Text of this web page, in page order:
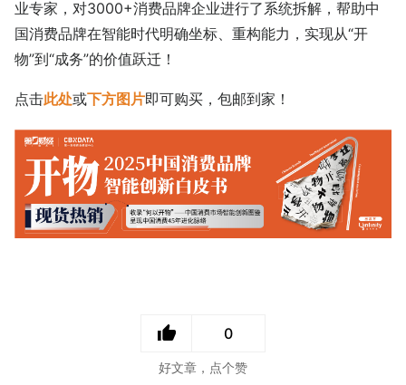
业专家，对3000+消费品牌企业进行了系统拆解，帮助中
国消费品牌在智能时代明确坐标、重构能力，实现从“开
物”到“成务”的价值跃迁！
点击此处或下方图片即可购买，包邮到家！
0
好文章，点个赞